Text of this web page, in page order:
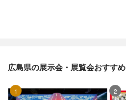
広島県の展示会・展覧会おすすめ
1位